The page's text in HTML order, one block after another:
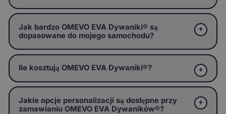
Jak bardzo OMEVO EVA Dywaniki® są
dopasowane do mojego samochodu?
Ile kosztują OMEVO EVA Dywaniki®?
Jakie opcje personalizacji są dostępne przy
zamawianiu OMEVO EVA Dywaników®?